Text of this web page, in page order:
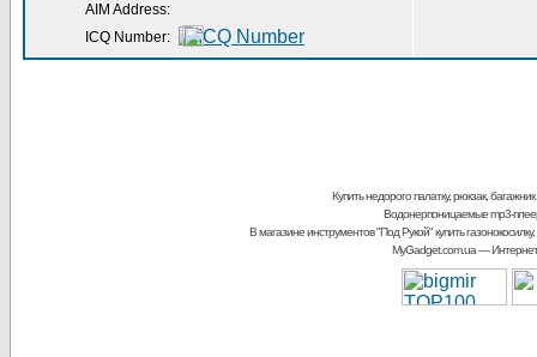
AIM Address:
ICQ Number:
Купить недорого палатку, рюкзак, багажник
Водонерпоницаемые mp3-
В магазине инструментов "Под Рукой"купить
MyGadget.com.ua—